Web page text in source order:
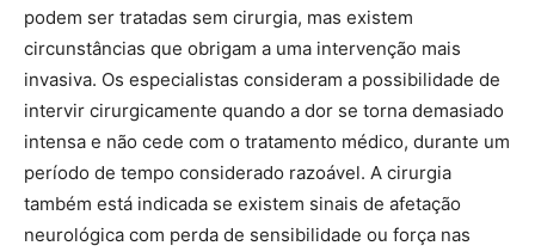
podem ser tratadas sem cirurgia, mas existem
circunstâncias que obrigam a uma intervenção mais
invasiva. Os especialistas consideram a possibilidade de
intervir cirurgicamente quando a dor se torna demasiado
intensa e não cede com o tratamento médico, durante um
período de tempo considerado razoável. A cirurgia
também está indicada se existem sinais de afetação
neurológica com perda de sensibilidade ou força nas